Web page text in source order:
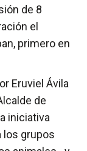
de 8
el
primero en
Eruviel Ávila
de
iniciativa
los grupos